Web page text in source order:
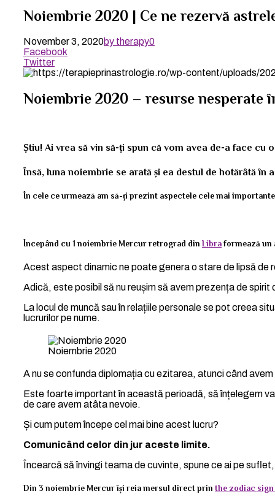
Noiembrie 2020 | Ce ne rezervă
November 3, 2020by therapy0
Facebook
Twitter
Noiembrie 2020 – resurse nesperate
Știu! Ai vrea să vin să-ți spun că vom avea de-a face cu
Însă, luna noiembrie se arată și ea destul de hotărâtă în
În cele ce urmează am să-ți prezint aspectele cele mai
Începând cu 1 noiembrie Mercur retrograd din Libra formează un
Acest aspect dinamic ne poate genera o stare de lipsă de
Adică, este posibil să nu reușim să avem prezența de
La locul de muncă sau în relațiile personale se pot creea
lucrurilor pe nume.
Noiembrie 2020
A nu se confunda diplomația cu ezitarea, atunci când
Este foarte important în această perioadă, să înțelegem
de care avem atâta nevoie.
Și cum putem începe cel mai bine acest lucru?
Comunicând celor din jur aceste limite.
Încearcă să învingi teama de cuvinte, spune ce ai pe
Din 3 noiembrie Mercur își reia mersul direct prin the zodiac